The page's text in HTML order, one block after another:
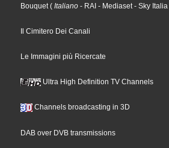
Bouquet ( Italiano - RAI - Mediaset - Sky Italia
Il Cimitero Dei Canali
Le Immagini più Ricercate
Ultra High Definition TV Channels
Channels broadcasting in 3D
DAB over DVB transmissions